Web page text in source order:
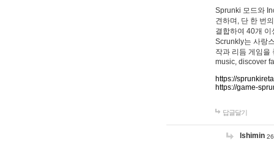
Sprunki 모드와
견하며, 단 한 번
결합하여 40개
Scrunkly는 사랑
작과 리듬 게임을
music, discover
https://
https://game-
답글달기
lshimin